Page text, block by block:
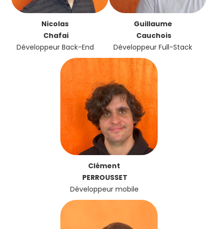
Nicolas
Chafai
Développeur Back-End
Guillaume
Cauchois
Développeur Full-Stack
Clément
PERROUSSET
Développeur mobile